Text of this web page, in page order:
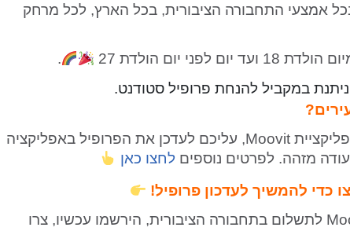
אמצעי התחבורה הציבורית, בכל הארץ, לכל מרחק
יום הולדת 27
.
במקביל להנחת פרופיל סטודנט.
אם כבר יש לכם פרופיל באפליקציית Moovit, עליכם לעדכן את הפרופיל באפליקציה
מזהה. לפרטים נוספים לחצו כאן
כדי להמשיך לעדכון פרופיל!
אם טרם השתמשתם ב-Moovit לתשלום בתחבורה הציבורית, הירשמו עכשיו, צרו